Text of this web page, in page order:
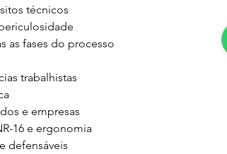
técnicos
as fases do processo
trabalhistas
e empresas
16 e ergonomia
defensáveis